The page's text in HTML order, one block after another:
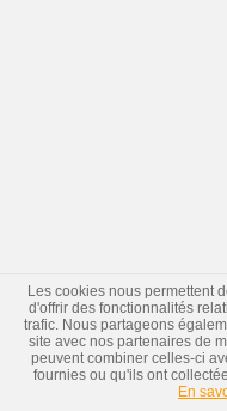
Les cookies nous permettent
d'offrir des fonctionnalités
trafic. Nous partageons
site avec nos partenaires de
peuvent combiner celles-ci
fournies ou qu'ils ont
En